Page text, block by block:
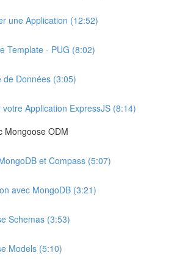
une Application (12:52)
Template - PUG (8:02)
de Données (3:05)
Application ExpressJS (8:14)
Mongoose ODM
et Compass (5:07)
avec MongoDB (3:21)
Schemas (3:53)
Models (5:10)